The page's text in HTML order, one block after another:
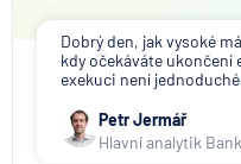
Dobrý den, jak vysoké
kdy očekáváte ukončení
exekuci není
Petr Jermář
Hlavní analytik